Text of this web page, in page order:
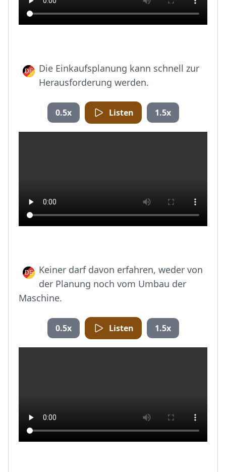
Die Einkaufsplanung kann schnell zur
Herausforderung werden.
0.5x Listen 1.5x
Keiner darf davon erfahren, weder von
der Planung noch vom Umbau der
Maschine.
0.5x Listen 1.5x